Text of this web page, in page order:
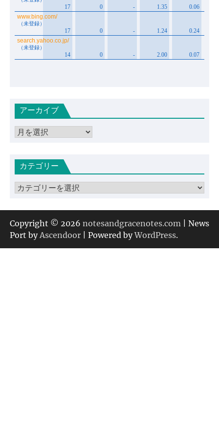
アーカイブ
ア
イカテゴリー
カ
ゴ
リ
ー
Copyright © 2026 notesandgracenotes.com | News
Port byAscendoor | Powered byWordPress.